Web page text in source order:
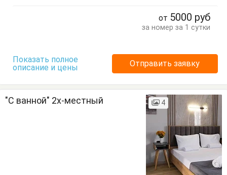
от 5000 руб
за номер за 1 сутки
Показать полное
описание и цены
Отправить заявку
"С ванной" 2х-местный 4